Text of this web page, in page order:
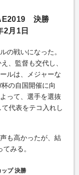
決勝
月1日
の戦いになった。
、監督も交代し、
ルは、メジャーな
の自国開催に向
って、選手を選抜
代表をテコ入れし
も高かったが、結
みる。
プ 決勝